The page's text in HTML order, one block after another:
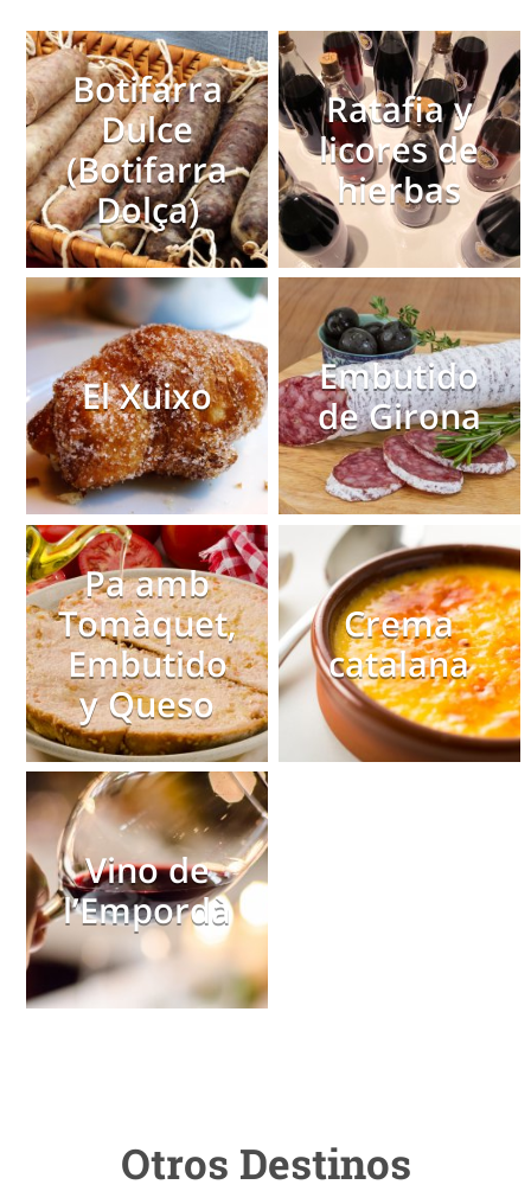
Botifarra
Dulce
(Botifarra
Dolça)
Ratafia y
licores de
hierbas
El Xuixo
Embutido
de Girona
Pa amb
Tomàquet,
Embutido
y Queso
Crema
catalana
Vino de
l’Empordà
Otros Destinos